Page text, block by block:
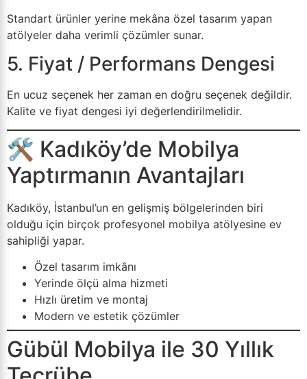
Standart ürünler yerine mekâna özel tasarım yapan
atölyeler daha verimli çözümler sunar.
5. Fiyat / Performans Dengesi
En ucuz seçenek her zaman en doğru seçenek değildir.
Kalite ve fiyat dengesi iyi değerlendirilmelidir.
🛠️ Kadıköy’de Mobilya
Yaptırmanın Avantajları
Kadıköy, İstanbul’un en gelişmiş bölgelerinden biri
olduğu için birçok profesyonel mobilya atölyesine ev
sahipliği yapar.
Özel tasarım imkânı
Yerinde ölçü alma hizmeti
Hızlı üretim ve montaj
Modern ve estetik çözümler
Gübül Mobilya ile 30 Yıllık